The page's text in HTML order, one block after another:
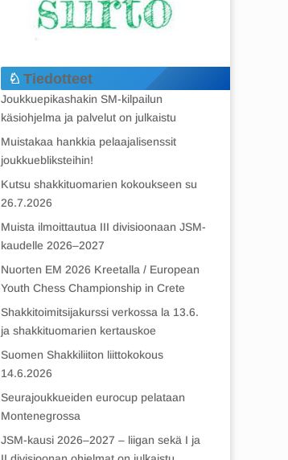
Tiedotteet
Joukkuepikashakin SM-kilpailun
käsiohjelma ja palvelut on julkaistu
Muistakaa hankkia pelaajalisenssit
joukkuebliksteihin!
Kutsu shakkituomarien kokoukseen su
26.7.2026
Muista ilmoittautua III divisioonaan JSM-
kaudelle 2026–2027
Nuorten EM 2026 Kreetalla / European
Youth Chess Championship in Crete
Shakkitoimitsijakurssi verkossa la 13.6.
ja shakkituomarien kertauskoe
Suomen Shakkiliiton liittokokous
14.6.2026
Seurajoukkueiden eurocup pelataan
Montenegrossa
JSM-kausi 2026–2027 – liigan sekä I ja